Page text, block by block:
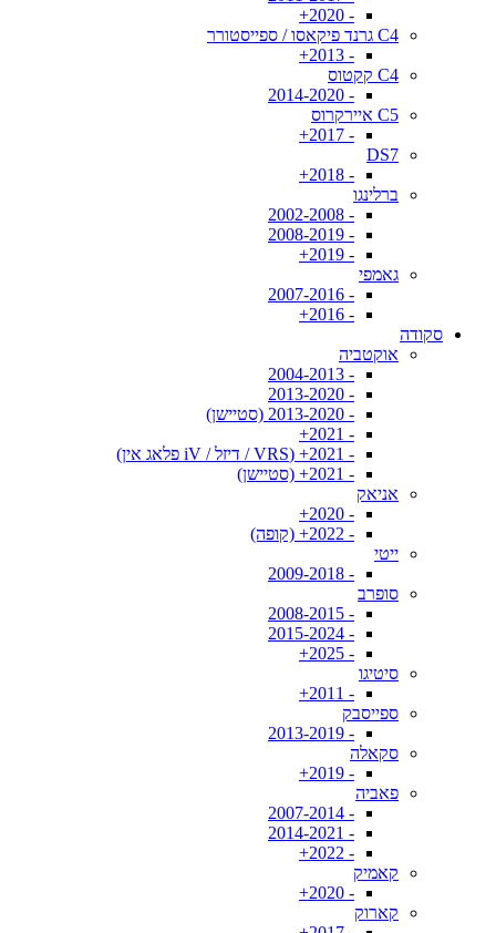
- 2020+
C4 גרנד פיקאסו / ספייסטורר
- 2013+
C4 קקטוס
- 2014-2020
C5 איירקרוס
- 2017+
DS7
- 2018+
ברלינגו
- 2002-2008
- 2008-2019
- 2019+
גאמפי
- 2007-2016
- 2016+
סקודה
אוקטביה
- 2004-2013
- 2013-2020
- 2013-2020 (סטיישן)
- 2021+
- 2021+ (VRS / דיזל / iV פלאג אין)
- 2021+ (סטיישן)
אניאק
- 2020+
- 2022+ (קופה)
ייטי
- 2009-2018
סופרב
- 2008-2015
- 2015-2024
- 2025+
סיטיגו
- 2011+
ספייסבק
- 2013-2019
סקאלה
- 2019+
פאביה
- 2007-2014
- 2014-2021
- 2022+
קאמיק
- 2020+
קארוק